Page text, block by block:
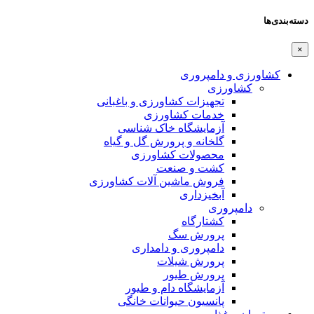
و دامپروری
کشاورزی
تجهیزات کشاورزی و باغبانی
خدمات کشاورزی
آزمایشگاه خاک شناسی
گلخانه و پرورش گل و گیاه
محصولات کشاورزی
کشت و صنعت
فروش ماشین آلات کشاورزی
آبخیزداری
دامپروری
کشتارگاه
پرورش سگ
دامپروری و دامداری
پرورش شیلات
پرورش طیور
آزمایشگاه دام و طیور
پانسیون حیوانات خانگی